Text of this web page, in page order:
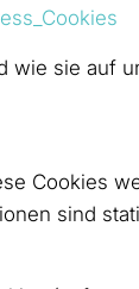
wie sie auf
Cookies
sind